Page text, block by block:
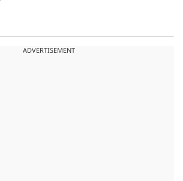
ADVERTISEMENT